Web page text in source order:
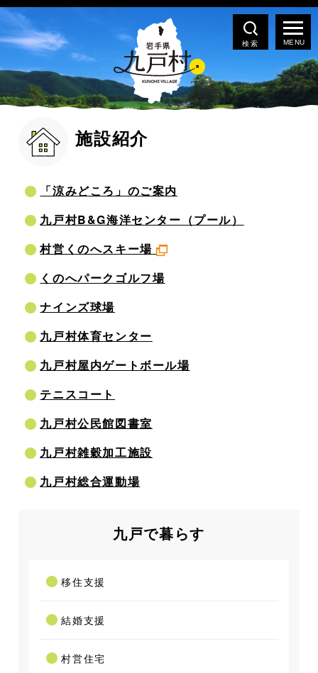
検索
施設紹介
「涼みどころ」のご案内
九戸村B&G海洋センター（プール）
村営くのへスキー場
くのへパークゴルフ場
ナインズ球場
九戸村体育センター
九戸村屋内ゲートボール場
テニスコート
九戸村公民館図書室
九戸村雑穀加工施設
九戸村総合運動場
九戸で暮らす
移住支援
結婚支援
村営住宅